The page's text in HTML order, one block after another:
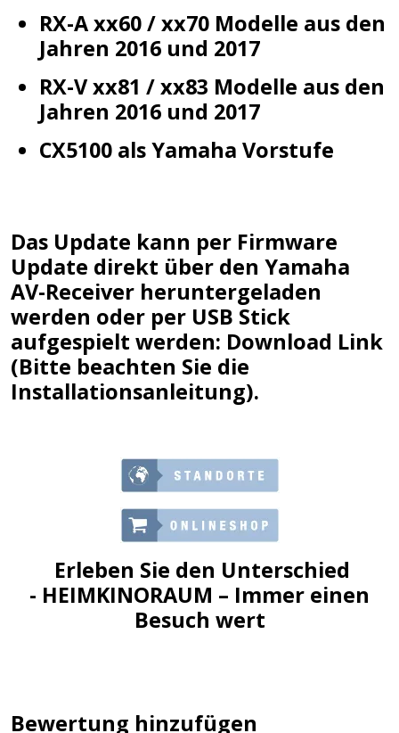
RX-A xx60 / xx70 Modelle aus den
Jahren 2016 und 2017
RX-V xx81 / xx83 Modelle aus den
Jahren 2016 und 2017
CX5100 als Yamaha Vorstufe
Das Update kann per Firmware
Update direkt über den Yamaha
AV-Receiver heruntergeladen
werden oder per USB Stick
aufgespielt werden: Download Link
(Bitte beachten Sie die
Installationsanleitung).
Erleben Sie den Unterschied
- HEIMKINORAUM – Immer einen
Besuch wert
Bewertung hinzufügen